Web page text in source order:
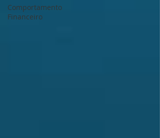
Comportamento
Financeiro